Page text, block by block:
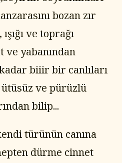
bozan zır
ve toprağı
ve yabanından
biiir bir canlıları
ve pürüzlü
bilip...
türünün canına
dürme cinnet